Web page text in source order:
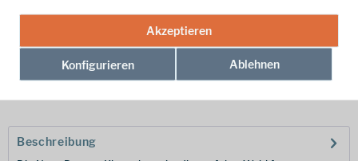
In denWarenkorb
Beschreibung
Akzeptieren
Konfigurieren Ablehnen